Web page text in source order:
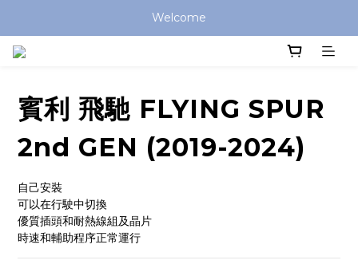
Welcome
賓利 飛馳 FLYING SPUR
2nd GEN (2019-2024)
自己安裝
可以在行駛中切換
優質插頭和耐熱線組及晶片
時速和輔助程序正常運行